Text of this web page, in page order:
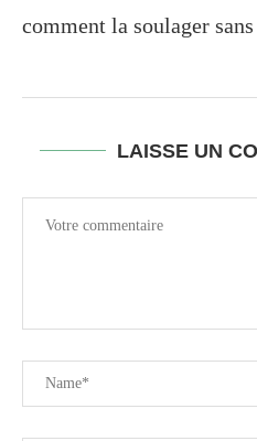
comment la soulager
LAISSE UN